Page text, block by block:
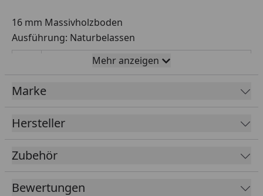
16 mm Massivholzboden
Ausführung: Naturbelassen
Weka Fußboden für Gartenhaus 209 -
Montageanleitung
Mehr anzeigen
Marke
Hersteller
Zubehör
Bewertungen